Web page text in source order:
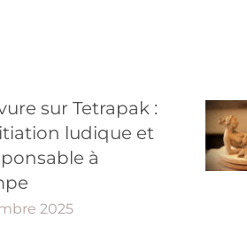
sur Tetrapak :
ludique et
à
2025